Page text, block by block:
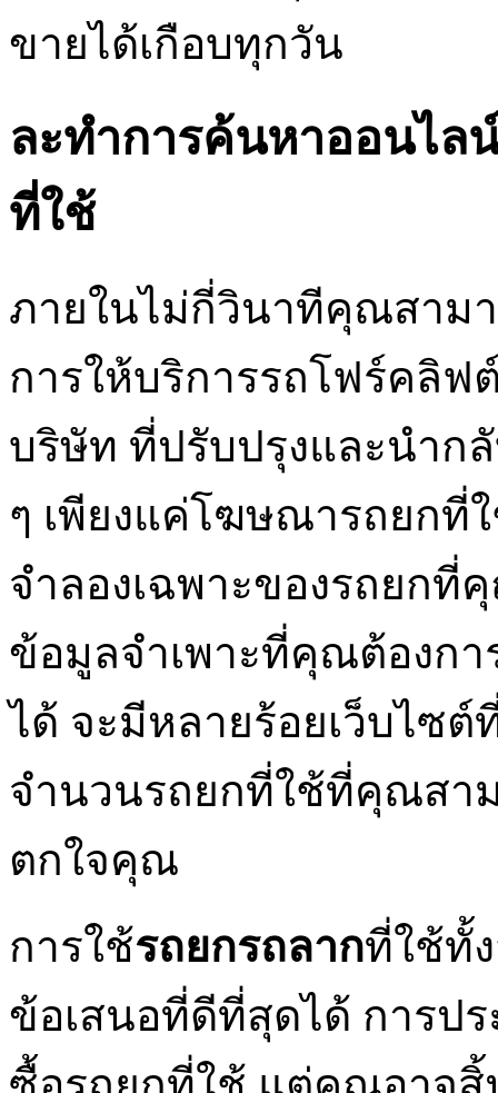
ขายได้เกือบทุกวัน
ละทำการค้นหาออนไล
ที่ใช้
ภายในไม่กี่วินาทีคุณสาม
การให้บริการรถโฟร์คลิ
บริษัท ที่ปรับปรุงและนำ
ๆ เพียงแค่โฆษณารถยก
จำลองเฉพาะของรถยก
ข้อมูลจำเพาะที่คุณต้องก
ได้ จะมีหลายร้อยเว็บไซ
จำนวนรถยกที่ใช้ที่คุณสา
ตกใจคุณ
การใช้รถยกรถลากที่ใช้ทั้
ข้อเสนอที่ดีที่สุดได้ การป